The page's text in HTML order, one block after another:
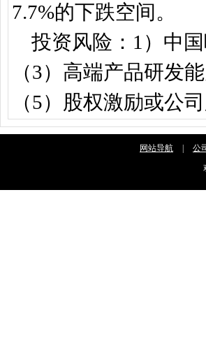
7.7%的下跌空间。
投资风险：1）中
（3）高端产品研发
（5）股权激励或公
网站导航 公